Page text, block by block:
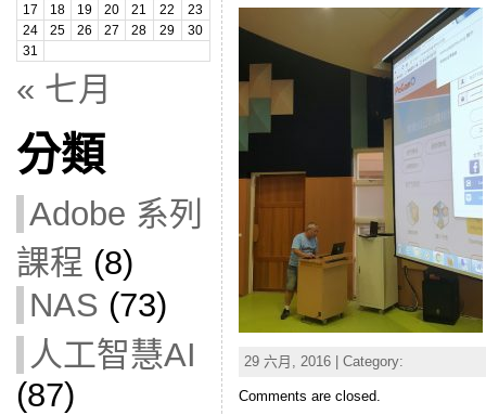
17
18 19 20 21 22
23
24
25 26 27 28 29
30
31
« 七月
分類
Adobe 系列
課程 (8)
NAS (73)
人工智慧AI
(87)
29 六月, 2016 | Category:
Comments are closed.